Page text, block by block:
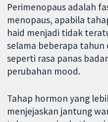
Perimenopaus adalah
menopaus, apabila
haid menjadi tidak
selama beberapa
seperti rasa panas
perubahan mood.
Tahap hormon yang
menjejaskan jantung